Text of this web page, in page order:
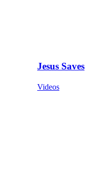
Jesus Saves
Videos